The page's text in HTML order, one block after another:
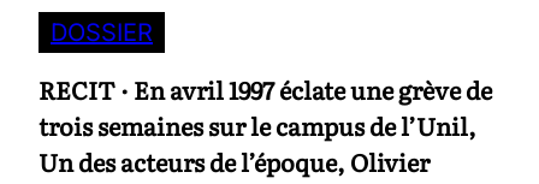
DOSSIER
RECIT · En avril 1997 éclate une grève de
trois semaines sur le campus de l’Unil,
Un des acteurs de l’époque, Olivier